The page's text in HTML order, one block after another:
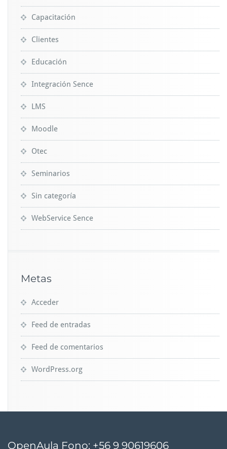
Capacitación
Clientes
Educación
Integración Sence
LMS
Moodle
Otec
Seminarios
Sin categoría
WebService Sence
Metas
Acceder
Feed de entradas
Feed de comentarios
WordPress.org
OpenAula Fono: +56 9 90619606